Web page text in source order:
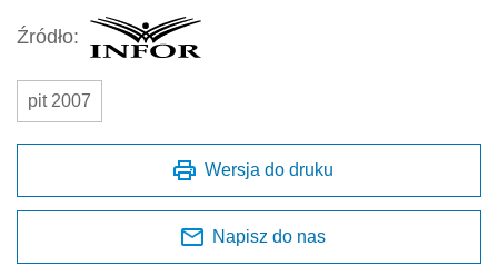
Źródło:
pit 2007
Wersja do druku
Napisz do nas